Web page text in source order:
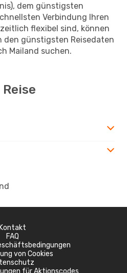
dem günstigsten
Verbindung Ihren
flexibel sind, können
den günstigsten Reisedaten
Mailand suchen.
Kontakt
FAQ
von Cookies
für Aktionscodes